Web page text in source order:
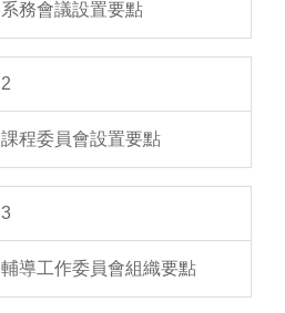
系務會議設置要點
2
課程委員會設置要點
3
輔導工作委員會組織要點